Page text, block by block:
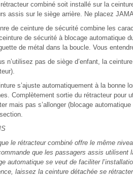
rétracteur combiné soit installé sur la
assis sur le siège arrière. Ne placez
de ceinture de sécurité combine les
de sécurité à blocage automatique
de métal dans la boucle. Vous
n’utilisez pas de siège d’enfant, la
s’ajuste automatiquement à la bonne
Complètement sortie du rétracteur pour
mais pas s’allonger (blocage
le rétracteur combiné offre le même
que les passagers assis utilisent
automatique se veut de faciliter
laissez la ceinture détachée se